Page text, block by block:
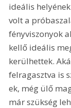
ideális
volt a
fényviszonyok
kellő ideális
kerülhettek.
felragasztva is
ek, még ülő
már szükség